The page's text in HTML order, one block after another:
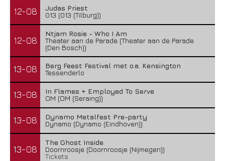
12-08
Judas Priest
013 (013 (Tilburg))
12-08
Ntjam Rosie - Who I Am
Theater aan de Parade (Theater aan de Parade
(Den Bosch))
13-08
Berg Feest Festival met o.a. Kensington
Tessenderlo
13-08
In Flames + Employed To Serve
OM (OM (Seraing))
13-08
Dynamo Metalfest Pre-party
Dynamo (Dynamo (Eindhoven))
13-08
The Ghost Inside
Doornroosje (Doornroosje (Nijmegen))
Tickets